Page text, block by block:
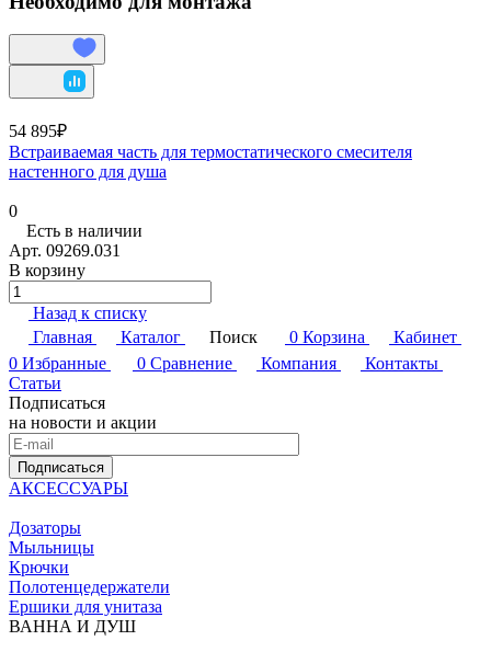
54 895₽
Встраиваемая часть для термостатического смесителя
настенного для душа
0
Есть в наличии
Арт. 09269.031
В корзину
Назад к списку
Главная
Каталог Поиск 0 Корзина
Кабинет
0 Избранные 0 Сравнение Компания
Контакты
Статьи
Подписаться
на новости и акции
Подписаться
АКСЕССУАРЫ
Дозаторы
Мыльницы
Крючки
Полотенцедержатели
Ершики для унитаза
ВАННА И ДУШ